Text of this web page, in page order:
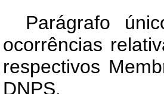
Parágrafo
ocorrências
respectivos
DNPS.